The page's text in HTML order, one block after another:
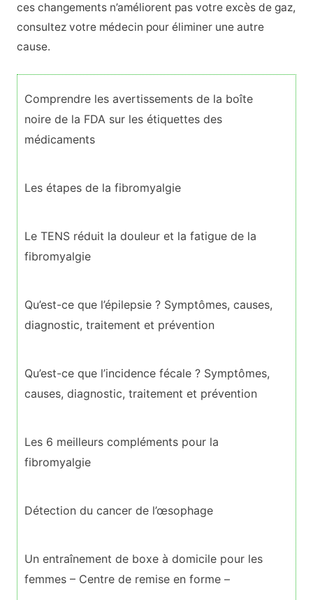
ces changements n’améliorent pas votre excès de gaz,
consultez votre médecin pour éliminer une autre
cause.
Comprendre les avertissements de la boîte
noire de la FDA sur les étiquettes des
médicaments
Les étapes de la fibromyalgie
Le TENS réduit la douleur et la fatigue de la
fibromyalgie
Qu’est-ce que l’épilepsie ? Symptômes, causes,
diagnostic, traitement et prévention
Qu’est-ce que l’incidence fécale ? Symptômes,
causes, diagnostic, traitement et prévention
Les 6 meilleurs compléments pour la
fibromyalgie
Détection du cancer de l’œsophage
Un entraînement de boxe à domicile pour les
femmes – Centre de remise en forme –